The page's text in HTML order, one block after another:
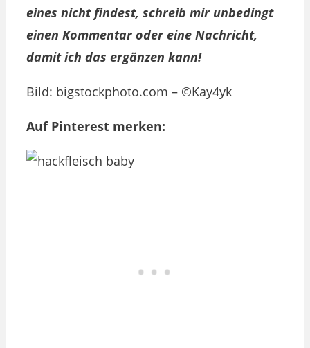
eines nicht findest, schreib mir unbedingt
einen Kommentar oder eine Nachricht,
damit ich das ergänzen kann!
Bild: bigstockphoto.com – ©Kay4yk
Auf Pinterest merken: